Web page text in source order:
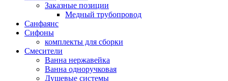
Заказные позиции
Медный трубопровод
Санфаянс
Сифоны
комплекты для сборки
Смесители
Ванна нержавейка
Ванна одноручковая
Душевые системы